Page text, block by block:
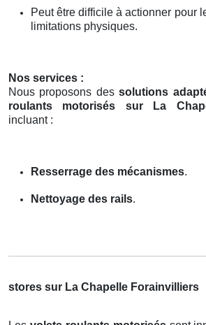
Peut être difficile à actionner pour
limitations physiques.
Nos services :
Nous proposons dessolutions
roulants motorisés sur La
incluant :
Resserrage des mécanismes.
Nettoyage des rails.
stores sur La Chapelle Forainvilliers